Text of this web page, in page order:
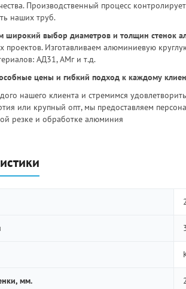
Производственный процесс
наших труб.
широкий выбор диаметров и толщин стенок
проектов. Изготавливаем алюминиевую
АД31, АМг и т.д.
цены и гибкий подход к каждому
нашего клиента и стремимся
или крупный опт, мы предоставляем
резке и обработке алюминия
мм.